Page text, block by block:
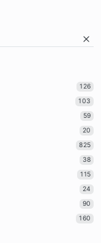
126
103
59
20
825
38
115
24
90
160